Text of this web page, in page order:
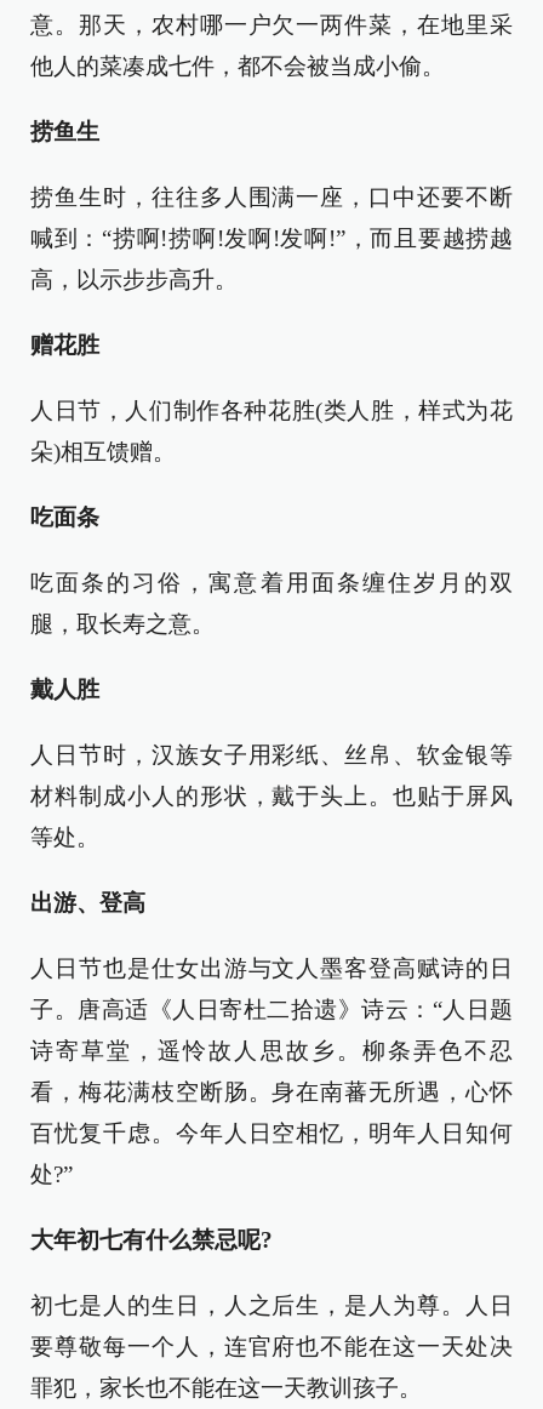
意。那天，农村哪一户欠一两件菜，在地里采
他人的菜凑成七件，都不会被当成小偷。
捞鱼生
捞鱼生时，往往多人围满一座，口中还要不断
喊到：“捞啊!捞啊!发啊!发啊!”，而且要越捞越
高，以示步步高升。
赠花胜
人日节，人们制作各种花胜(类人胜，样式为花
朵)相互馈赠。
吃面条
吃面条的习俗，寓意着用面条缠住岁月的双
腿，取长寿之意。
戴人胜
人日节时，汉族女子用彩纸、丝帛、软金银等
材料制成小人的形状，戴于头上。也贴于屏风
等处。
出游、登高
人日节也是仕女出游与文人墨客登高赋诗的日
子。唐高适《人日寄杜二拾遗》诗云：“人日题
诗寄草堂，遥怜故人思故乡。柳条弄色不忍
看，梅花满枝空断肠。身在南蕃无所遇，心怀
百忧复千虑。今年人日空相忆，明年人日知何
处?”
大年初七有什么禁忌呢?
初七是人的生日，人之后生，是人为尊。人日
要尊敬每一个人，连官府也不能在这一天处决
罪犯，家长也不能在这一天教训孩子。